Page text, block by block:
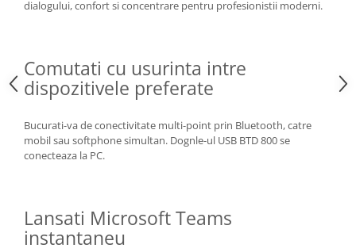
dialogului, confort si concentrare pentru profesionistii moderni.
Comutati cu usurinta intre
dispozitivele preferate
Bucurati-va de conectivitate multi-point prin Bluetooth, catre
mobil sau softphone simultan. Dognle-ul USB BTD 800 se
conecteaza la PC.
Lansati Microsoft Teams
instantaneu